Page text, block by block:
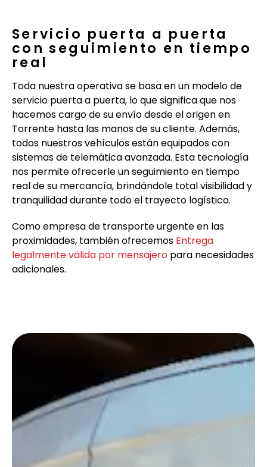
Servicio puerta a puerta
con seguimiento en tiempo
real
Toda nuestra operativa se basa en un modelo de
servicio puerta a puerta, lo que significa que nos
hacemos cargo de su envío desde el origen en
Torrente hasta las manos de su cliente. Además,
todos nuestros vehículos están equipados con
sistemas de telemática avanzada. Esta tecnología
nos permite ofrecerle un seguimiento en tiempo
real de su mercancía, brindándole total visibilidad y
tranquilidad durante todo el trayecto logístico.
Como empresa de transporte urgente en las
proximidades, también ofrecemos Entrega
legalmente válida por mensajero para necesidades
adicionales.